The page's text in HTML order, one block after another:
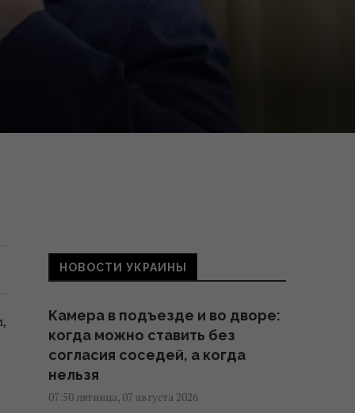
НОВОСТИ УКРАИНЫ
Камера в подъезде и во дворе:
когда можно ставить без
согласия соседей, а когда
нельзя
07:50 пятница, 07 августа 2026